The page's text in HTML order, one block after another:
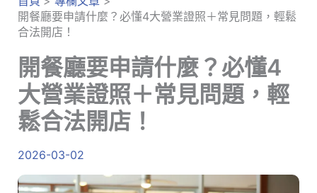
開餐廳要申請什麼？必懂4大營業證照＋常見問題，輕鬆
合法開店！
開餐廳要申請什麼？必懂4
大營業證照＋常見問題，輕
鬆合法開店！
2026-03-02